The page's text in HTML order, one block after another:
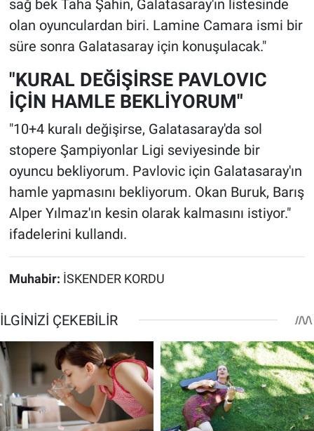
sağ bek Taha Şahin, Galatasaray'ın listesinde
olan oyunculardan biri. Lamine Camara ismi bir
süre sonra Galatasaray için konuşulacak."
"KURAL DEĞİŞİRSE PAVLOVIC
İÇİN HAMLE BEKLİYORUM"
"10+4 kuralı değişirse, Galatasaray'da sol
stopere Şampiyonlar Ligi seviyesinde bir
oyuncu bekliyorum. Pavlovic için Galatasaray'ın
hamle yapmasını bekliyorum. Okan Buruk, Barış
Alper Yılmaz'ın kesin olarak kalmasını istiyor."
ifadelerini kullandı.
Muhabir: İSKENDER KORDU